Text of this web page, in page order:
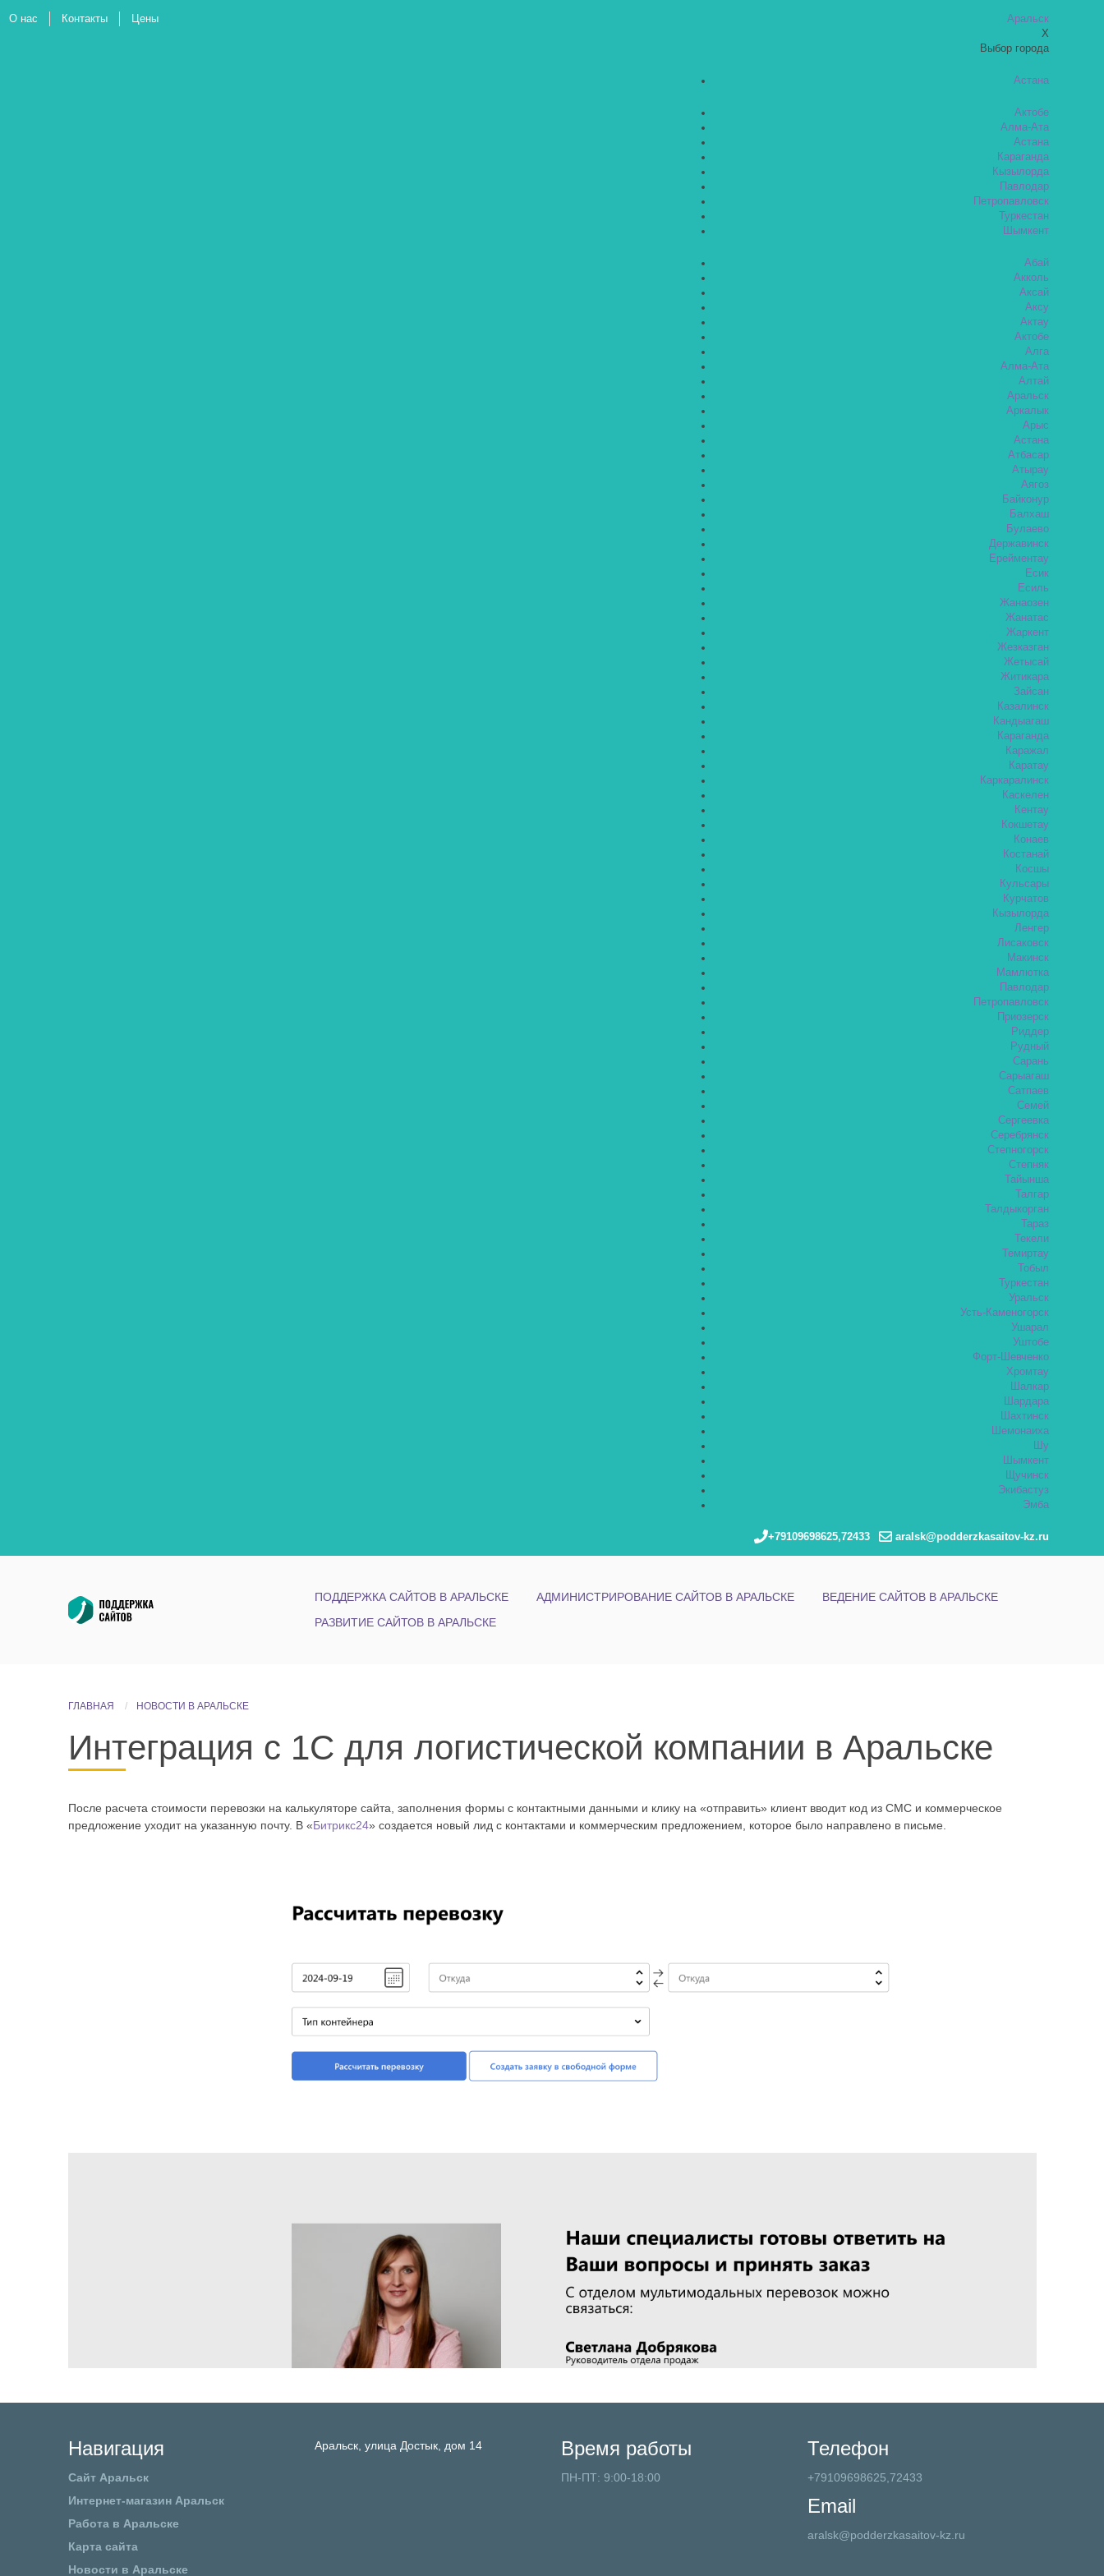
Аральск
X
Выбор города
Астана
Актобе
Алма-Ата
Астана
Караганда
Кызылорда
Павлодар
Петропавловск
Туркестан
Шымкент
Абай
Акколь
Аксай
Аксу
Актау
Актобе
Алга
Алма-Ата
Алтай
Аральск
Аркалык
Арыс
Астана
Атбасар
Атырау
Аягоз
Байконур
Балхаш
Булаево
Державинск
Ерейментау
Есик
Есиль
Жанаозен
Жанатас
Жаркент
Жезказган
Жетысай
Житикара
Зайсан
Казалинск
Кандыагаш
Караганда
Каражал
Каратау
Каркаралинск
Каскелен
Кентау
Кокшетау
Конаев
Костанай
Косшы
Кульсары
Курчатов
Кызылорда
Ленгер
Лисаковск
Макинск
Мамлютка
Павлодар
Петропавловск
Приозерск
Риддер
Рудный
Сарань
Сарыагаш
Сатпаев
Семей
Сергеевка
Серебрянск
Степногорск
Степняк
Тайынша
Талгар
Талдыкорган
Тараз
Текели
Темиртау
Тобыл
Туркестан
Уральск
Усть-Каменогорск
Ушарал
Уштобе
Форт-Шевченко
Хромтау
Шалкар
Шардара
Шахтинск
Шемонаиха
Шу
Шымкент
Щучинск
Экибастуз
Эмба
+79109698625,72433 aralsk@podderzkasaitov-kz.ru
О нас Контакты Цены
ПОДДЕРЖКА САЙТОВ В АРАЛЬСКЕ АДМИНИСТРИРОВАНИЕ САЙТОВ В АРАЛЬСКЕ
ВЕДЕНИЕ САЙТОВ В АРАЛЬСКЕ
РАЗВИТИЕ САЙТОВ В АРАЛЬСКЕ
ГЛАВНАЯ НОВОСТИ В АРАЛЬСКЕ
Интеграция с 1С для логистической компании в Аральске
После расчета стоимости перевозки на калькуляторе сайта, заполнения формы с контактными данными и клику на «отправить» клиент вводит код из СМС и коммерческое
предложение уходит на указанную почту. В «Битрикс24» создается новый лид с контактами и коммерческим предложением, которое было направлено в письме.
Навигация
Сайт Аральск
Интернет-магазин Аральск
Работа в Аральске
Карта сайта
Новости в Аральске
Аральск, улица Достык, дом 14 Телефон
+79109698625,72433
Email
aralsk@podderzkasaitov-kz.ru
Время работы
ПН-ПТ: 9:00-18:00